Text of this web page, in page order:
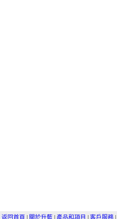
返回首頁 關於升藍 產品和項目 客戶服務